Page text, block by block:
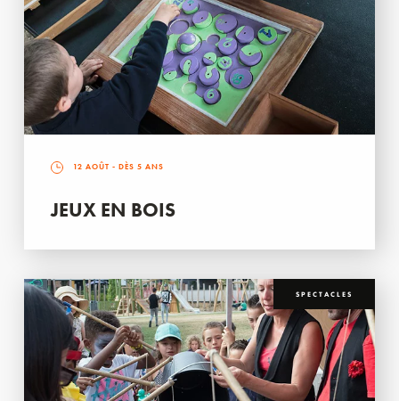
12 AOÛT - DÈS 5 ANS
JEUX EN BOIS
SPECTACLES